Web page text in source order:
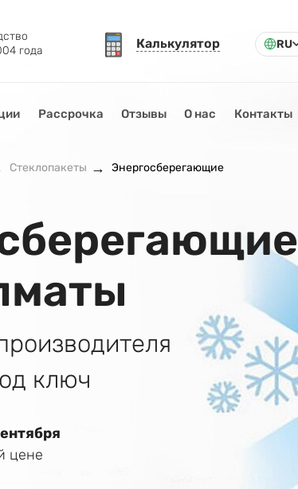
года
Калькулятор RU
Рассрочка Отзывы О нас Контакты
Стеклопакеты Энергосберегающие
ключ
цене